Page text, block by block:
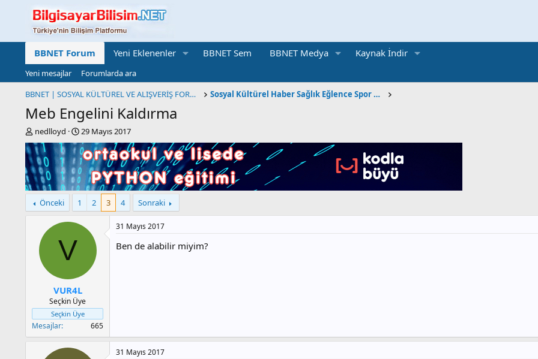
BBNET Forum Yeni Eklenenler BBNET Sem BBNET Medya Kaynak İndir
Yeni mesajlar
Forumlarda ara
BBNET | SOSYAL KÜLTÜREL VE ALIŞVERİŞ FORUMU
Sosyal Kültürel Haber Sağlık Eğlence Spor Otomobil
Meb Engelini Kaldırma
K
o
n
b
u
y
u
b
nedlloyd
B
a
ş
l
a
n
g
t
h
29 Mayıs 2017
Önceki 1 2 3 4 Sonraki
V
VUR4L
Seçkin Üye
Seçkin Üye
Mesajlar 665
31 Mayıs 2017
Ben de alabilir miyim?
31 Mayıs 2017